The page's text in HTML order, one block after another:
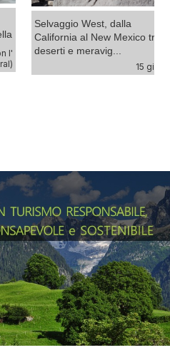
l'
Selvaggio West, dalla
California al New Mexico tra
deserti e meravig...
15 giorni